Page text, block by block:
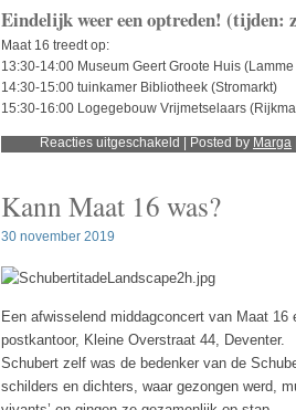
Eindelijk weer een optreden! (tijden:
Maat 16 treedt op:
13:30-14:00 Museum Geert Groote Huis
14:30-15:00 tuinkamer Bibliotheek (Stromarkt)
15:30-16:00 Logegebouw Vrijmetselaars
Reacties uitgeschakeld voor
Korenlint
| Posted by Marga
Kann Maat 16 was?
30 november 2019
Een afwisselend middagconcert van Maat
postkantoor, Kleine Overstraat 44, Deventer.
Schubert zelf was de bedenker van de
schilders en dichters, waar gezongen werd,